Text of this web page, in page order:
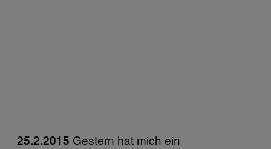
25.2.2015 Gestern hat mich ein